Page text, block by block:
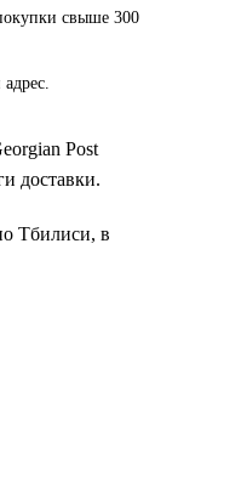
свыше 300
Post
доставки.
Тбилиси, в